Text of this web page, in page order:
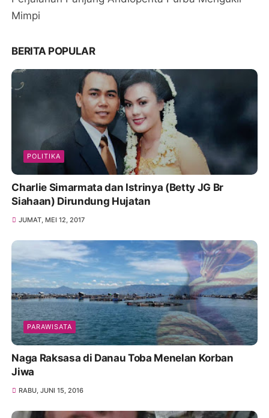
Mimpi
BERITA POPULAR
POLITIKA
Charlie Simarmata dan Istrinya (Betty JG Br
Siahaan) Dirundung Hujatan
JUMAT, MEI 12, 2017
PARAWISATA
Naga Raksasa di Danau Toba Menelan Korban
Jiwa
RABU, JUNI 15, 2016